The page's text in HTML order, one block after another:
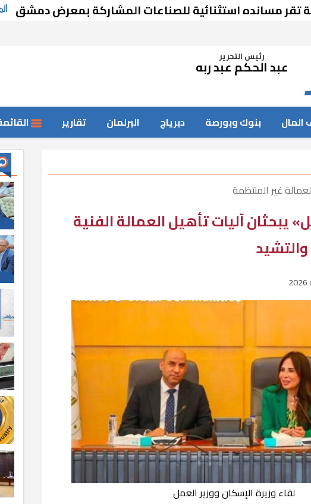
استثنائية للصناعات المشاركة بمعرض دمشق
رئيس التحرير
عبد الحكم عبد ربه
المال بنوك وبورصة دبرياج البرلمان تقارير
غير المنتظمة
يبحثان آليات تأهيل العمالة الفنية
لقاء وزيرة الإسكان ووزير العمل